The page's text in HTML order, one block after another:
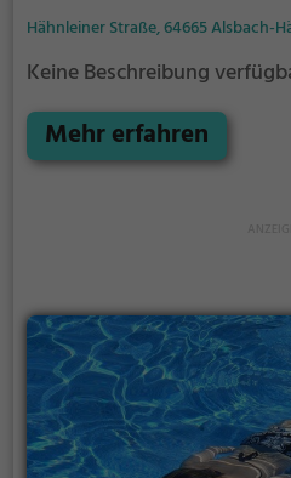
Hähnleiner Straße, 64665 Alsbach-
Keine Beschreibung
Mehr erfahren